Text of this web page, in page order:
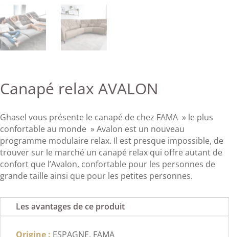
Canapé relax AVALON
Ghasel vous présente le canapé de chez FAMA » le plus
confortable au monde » Avalon est un nouveau
programme modulaire relax. Il est presque impossible, de
trouver sur le marché un canapé relax qui offre autant de
confort que l’Avalon, confortable pour les personnes de
grande taille ainsi que pour les petites personnes.
Les avantages de ce produit
Origine : ESPAGNE, FAMA